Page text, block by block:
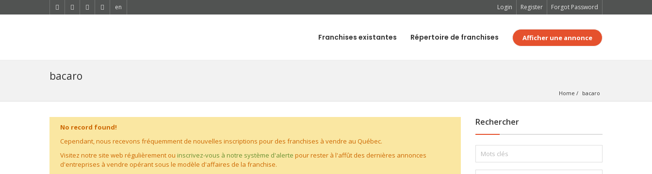
en Login Register Forgot Password
Franchises existantes Répertoire de franchises Afficher une annonce
bacaro
Home bacaro
No record found!
Cependant, nous recevons fréquemment de nouvelles inscriptions pour des franchises à vendre au Québec.
Visitez notre site web régulièrement ou inscrivez-vous à notre système d'alerte pour rester à l'affût des dernières annonces
d'entreprises à vendre opérant sous le modèle d'affaires de la franchise.
Rechercher